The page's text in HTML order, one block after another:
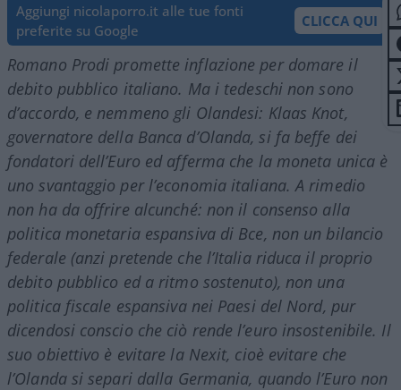
Aggiungi nicolaporro.it alle tue fonti
preferite su Google
CLICCA QUI
Romano Prodi promette inflazione per domare il
debito pubblico italiano. Ma i tedeschi non sono
d’accordo, e nemmeno gli Olandesi: Klaas Knot,
governatore della Banca d’Olanda, si fa beffe dei
fondatori dell’Euro ed afferma che la moneta unica è
uno svantaggio per l’economia italiana. A rimedio
non ha da offrire alcunché: non il consenso alla
politica monetaria espansiva di Bce, non un bilancio
federale (anzi pretende che l’Italia riduca il proprio
debito pubblico ed a ritmo sostenuto), non una
politica fiscale espansiva nei Paesi del Nord, pur
dicendosi conscio che ciò rende l’euro insostenibile. Il
suo obiettivo è evitare la Nexit, cioè evitare che
l’Olanda si separi dalla Germania, quando l’Euro non